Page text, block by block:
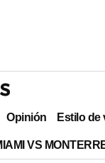
Opinión Estilo de
VS